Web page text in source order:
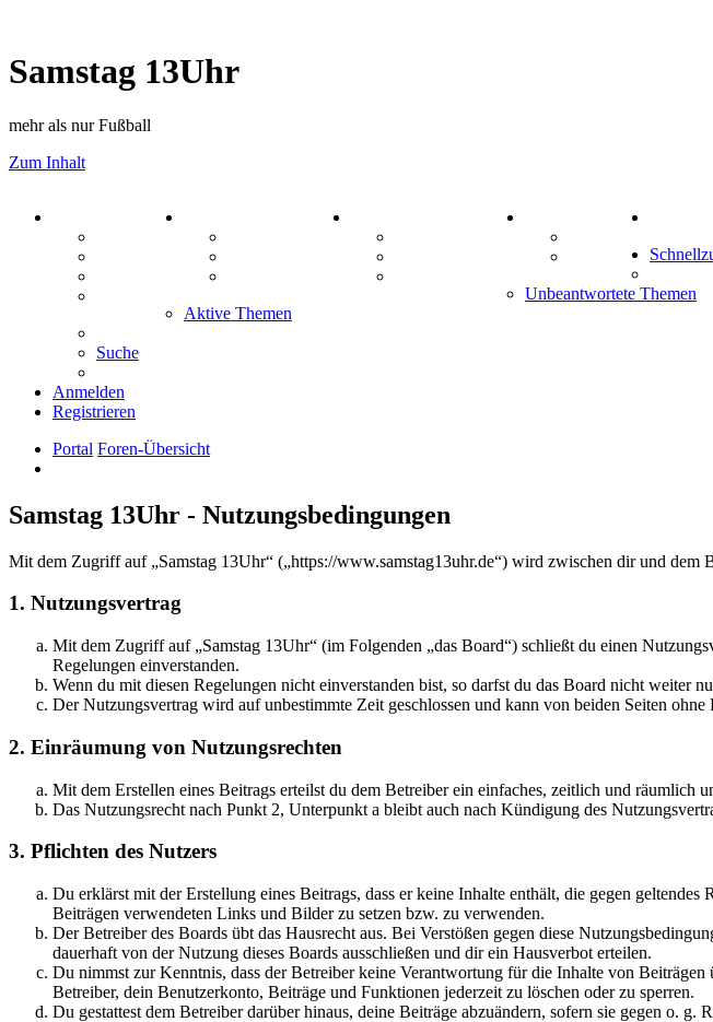
Samstag 13Uhr
mehr als nur Fußball
Zum Inhalt
Comunio
Unbeantwortete Themen
Aktive Themen
Suche
Anmelden
Registrieren
Portal Foren-Übersicht
Samstag 13Uhr - Nutzungsbedingungen
Mit dem Zugriff auf „Samstag 13Uhr“ („https://www.samstag13uhr.de“) wird zwischen dir und dem
1. Nutzungsvertrag
Mit dem Zugriff auf „Samstag 13Uhr“ (im Folgenden „das Board“) schließt du einen
Regelungen einverstanden.
Wenn du mit diesen Regelungen nicht einverstanden bist, so darfst du das Board nicht weiter
Der Nutzungsvertrag wird auf unbestimmte Zeit geschlossen und kann von beiden Seiten
2. Einräumung von Nutzungsrechten
Mit dem Erstellen eines Beitrags erteilst du dem Betreiber ein einfaches, zeitlich und räumlich
Das Nutzungsrecht nach Punkt 2, Unterpunkt a bleibt auch nach Kündigung des
3. Pflichten des Nutzers
Du erklärst mit der Erstellung eines Beitrags, dass er keine Inhalte enthält, die gegen
Beiträgen verwendeten Links und Bilder zu setzen bzw. zu verwenden.
Der Betreiber des Boards übt das Hausrecht aus. Bei Verstößen gegen diese
dauerhaft von der Nutzung dieses Boards ausschließen und dir ein Hausverbot erteilen.
Du nimmst zur Kenntnis, dass der Betreiber keine Verantwortung für die Inhalte von
Betreiber, dein Benutzerkonto, Beiträge und Funktionen jederzeit zu löschen oder zu sperren.
Du gestattest dem Betreiber darüber hinaus, deine Beiträge abzuändern, sofern sie gegen o.